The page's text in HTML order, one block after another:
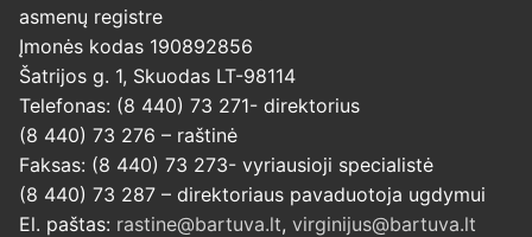
asmenų registre
Įmonės kodas 190892856
Šatrijos g. 1, Skuodas LT-98114
Telefonas: (8 440) 73 271- direktorius
(8 440) 73 276 – raštinė
Faksas: (8 440) 73 273- vyriausioji specialistė
(8 440) 73 287 – direktoriaus pavaduotoja ugdymui
El. paštas: rastine@bartuva.lt, virginijus@bartuva.lt